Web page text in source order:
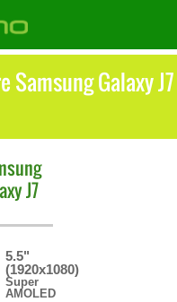
Samsung Galaxy J7
J7
5.5"
(1920x1080)
Super
AMOLED